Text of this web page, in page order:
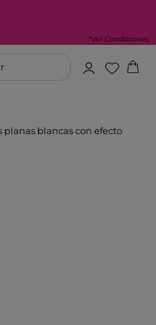
*Ver Condiciones
blancas con efecto